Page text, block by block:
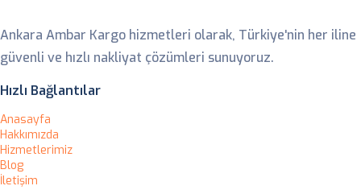
Ankara Ambar Kargo hizmetleri olarak, Türkiye'nin her iline
güvenli ve hızlı nakliyat çözümleri sunuyoruz.
Hızlı Bağlantılar
Anasayfa
Hakkımızda
Hizmetlerimiz
Blog
İletişim